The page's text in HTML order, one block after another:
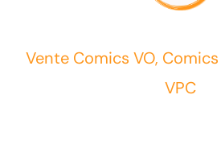
Vente Comics VO, Comics
VPC